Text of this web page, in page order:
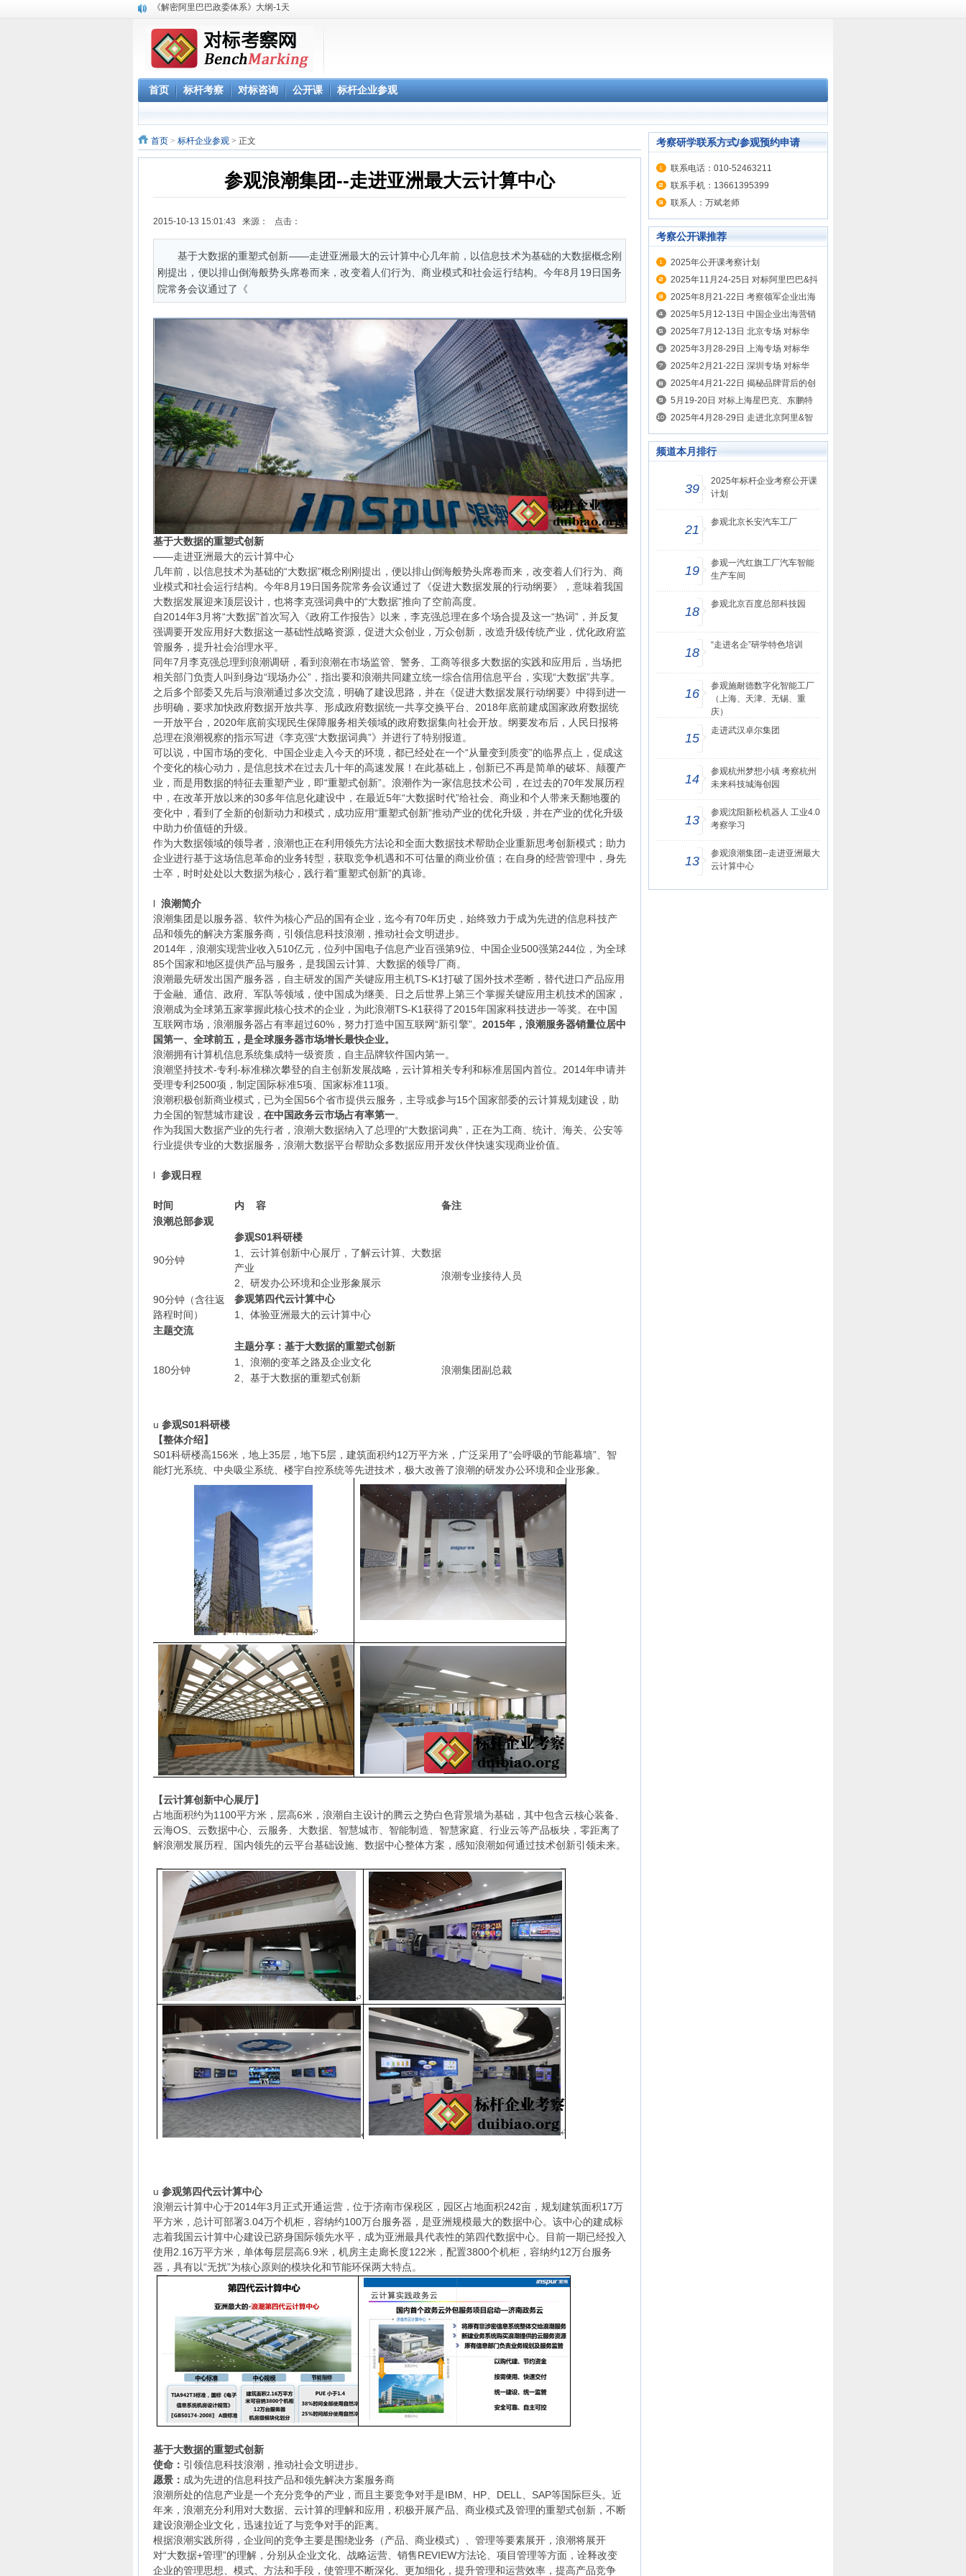
赴腾讯参观“向腾讯学管理”六项课程体系
阿里巴巴数字化组织及领导力课程
2023年 标杆学习俱乐部考察公开课学习计划
华南区域标杆企业目录
华北标杆企业目录
华东标杆企业目录
《解密阿里巴巴政委体系》大纲-1天
首页 标杆考察 对标咨询 公开课 标杆企业参观
首页 > 标杆企业参观 > 正文
参观浪潮集团--走进亚洲最大云计算中心
2015-10-13 15:01:43 来源： 点击：
基于大数据的重塑式创新——走进亚洲最大的云计算中心几年前，以信息技术为基础的大数据概念刚
刚提出，便以排山倒海般势头席卷而来，改变着人们行为、商业模式和社会运行结构。今年8月19日国务
院常务会议通过了《
基于大数据的重塑式创新
——走进亚洲最大的云计算中心
几年前，以信息技术为基础的“大数据”概念刚刚提出，便以排山倒海般势头席卷而来，改变着人们行为、商
业模式和社会运行结构。今年8月19日国务院常务会议通过了《促进大数据发展的行动纲要》，意味着我国
大数据发展迎来顶层设计，也将李克强词典中的“大数据”推向了空前高度。
自2014年3月将“大数据”首次写入《政府工作报告》以来，李克强总理在多个场合提及这一“热词”，并反复
强调要开发应用好大数据这一基础性战略资源，促进大众创业，万众创新，改造升级传统产业，优化政府监
管服务，提升社会治理水平。
同年7月李克强总理到浪潮调研，看到浪潮在市场监管、警务、工商等很多大数据的实践和应用后，当场把
相关部门负责人叫到身边“现场办公”，指出要和浪潮共同建立统一综合信用信息平台，实现“大数据”共享。
之后多个部委又先后与浪潮通过多次交流，明确了建设思路，并在《促进大数据发展行动纲要》中得到进一
步明确，要求加快政府数据开放共享、形成政府数据统一共享交换平台、2018年底前建成国家政府数据统
一开放平台，2020年底前实现民生保障服务相关领域的政府数据集向社会开放。纲要发布后，人民日报将
总理在浪潮视察的指示写进《李克强“大数据词典”》并进行了特别报道。
可以说，中国市场的变化、中国企业走入今天的环境，都已经处在一个“从量变到质变”的临界点上，促成这
个变化的核心动力，是信息技术在过去几十年的高速发展！在此基础上，创新已不再是简单的破坏、颠覆产
业，而是用数据的特征去重塑产业，即“重塑式创新”。浪潮作为一家信息技术公司，在过去的70年发展历程
中，在改革开放以来的30多年信息化建设中，在最近5年“大数据时代”给社会、商业和个人带来天翻地覆的
变化中，看到了全新的创新动力和模式，成功应用“重塑式创新”推动产业的优化升级，并在产业的优化升级
中助力价值链的升级。
作为大数据领域的领导者，浪潮也正在利用领先方法论和全面大数据技术帮助企业重新思考创新模式；助力
企业进行基于这场信息革命的业务转型，获取竞争机遇和不可估量的商业价值；在自身的经营管理中，身先
士卒，时时处处以大数据为核心，践行着“重塑式创新”的真谛。
l 浪潮简介
浪潮集团是以服务器、软件为核心产品的国有企业，迄今有70年历史，始终致力于成为先进的信息科技产
品和领先的解决方案服务商，引领信息科技浪潮，推动社会文明进步。
2014年，浪潮实现营业收入510亿元，位列中国电子信息产业百强第9位、中国企业500强第244位，为全球
85个国家和地区提供产品与服务，是我国云计算、大数据的领导厂商。
浪潮最先研发出国产服务器，自主研发的国产关键应用主机TS-K1打破了国外技术垄断，替代进口产品应用
于金融、通信、政府、军队等领域，使中国成为继美、日之后世界上第三个掌握关键应用主机技术的国家，
浪潮成为全球第五家掌握此核心技术的企业，为此浪潮TS-K1获得了2015年国家科技进步一等奖。在中国
互联网市场，浪潮服务器占有率超过60%，努力打造中国互联网“新引擎”。 2015年，浪潮服务器销量位居中
国第一、全球前五，是全球服务器市场增长最快企业。
浪潮拥有计算机信息系统集成特一级资质，自主品牌软件国内第一。
浪潮坚持技术-专利-标准梯次攀登的自主创新发展战略，云计算相关专利和标准居国内首位。2014年申请并
受理专利2500项，制定国际标准5项、国家标准11项。
浪潮积极创新商业模式，已为全国56个省市提供云服务，主导或参与15个国家部委的云计算规划建设，助
力全国的智慧城市建设， 在中国政务云市场占有率第一。
作为我国大数据产业的先行者，浪潮大数据纳入了总理的“大数据词典”，正在为工商、统计、海关、公安等
行业提供专业的大数据服务，浪潮大数据平台帮助众多数据应用开发伙伴快速实现商业价值。
l 参观日程
时间 内 容
备注
浪潮总部参观
90分钟
参观S01科研楼
浪潮专业接待人员
1、云计算创新中心展厅，了解云计算、大数据
产业
2、研发办公环境和企业形象展示
90分钟（含往返
路程时间）
参观第四代云计算中心
1、体验亚洲最大的云计算中心
主题交流
180分钟
主题分享：基于大数据的重塑式创新
浪潮集团副总裁
1、浪潮的变革之路及企业文化
2、基于大数据的重塑式创新
u 参观S01科研楼
【整体介绍】
S01科研楼高156米，地上35层，地下5层，建筑面积约12万平方米，广泛采用了“会呼吸的节能幕墙”、智
能灯光系统、中央吸尘系统、楼宇自控系统等先进技术，极大改善了浪潮的研发办公环境和企业形象。
【云计算创新中心展厅】
占地面积约为1100平方米，层高6米，浪潮自主设计的腾云之势白色背景墙为基础，其中包含云核心装备、
云海OS、云数据中心、云服务、大数据、智慧城市、智能制造、智慧家庭、行业云等产品板块，零距离了
解浪潮发展历程、国内领先的云平台基础设施、数据中心整体方案，感知浪潮如何通过技术创新引领未来。
u 参观第四代云计算中心
浪潮云计算中心于2014年3月正式开通运营，位于济南市保税区，园区占地面积242亩，规划建筑面积17万
平方米，总计可部署3.04万个机柜，容纳约100万台服务器，是亚洲规模最大的数据中心。该中心的建成标
志着我国云计算中心建设已跻身国际领先水平，成为亚洲最具代表性的第四代数据中心。目前一期已经投入
使用2.16万平方米，单体每层层高6.9米，机房主走廊长度122米，配置3800个机柜，容纳约12万台服务
器，具有以“无扰”为核心原则的模块化和节能环保两大特点。
基于大数据的重塑式创新
使命： 引领信息科技浪潮，推动社会文明进步。
愿景： 成为先进的信息科技产品和领先解决方案服务商
浪潮所处的信息产业是一个充分竞争的产业，而且主要竞争对手是IBM、HP、DELL、SAP等国际巨头。近
年来，浪潮充分利用对大数据、云计算的理解和应用，积极开展产品、商业模式及管理的重塑式创新，不断
建设浪潮企业文化，迅速拉近了与竞争对手的距离。
根据浪潮实践所得，企业间的竞争主要是围绕业务（产品、商业模式）、管理等要素展开，浪潮将展开
对“大数据+管理”的理解，分别从企业文化、战略运营、销售REVIEW方法论、项目管理等方面，诠释改变
企业的管理思想、模式、方法和手段，使管理不断深化、更加细化，提升管理和运营效率，提高产品竞争
考察研学联系方式/参观预约申请
联系电话：010-52463211
联系手机：13661395399
联系人：万斌老师
考察公开课推荐
2025年公开课考察计划
2025年11月24-25日 对标阿里巴巴&抖
音&网易 学企业出海营销实战
2025年8月21-22日 考察领军企业出海
秘籍 对标华为、联想、传音 出海实战
案例
2025年5月12-13日 中国企业出海营销
的制胜之道 考察美的、名创优品、希音
2025年7月12-13日 北京专场 对标华
为、腾讯、京东 学HRBP如何为业务创
造价值
2025年3月28-29日 上海专场 对标华
为、腾讯学HRBP如何为业务创造价值
2025年2月21-22日 深圳专场 对标华
为、腾讯学HRBP如何为业务创造价值
2025年4月21-22日 揭秘品牌背后的创
新营销密码 对标小红书、抖音、瑞幸咖
啡、东鹏特饮
5月19-20日 对标上海星巴克、东鹏特
饮、霸王茶姬、泰山原浆 学习智慧零售
打造
2025年4月28-29日 走进北京阿里&智
谱&京东&华为 对标AI赋能企业增长的
新纪元
频道本月排行
39
2025年标杆企业考察公开课
计划
21
参观北京长安汽车工厂
19
参观一汽红旗工厂汽车智能
生产车间
18
参观北京百度总部科技园
18
“走进名企”研学特色培训
16
参观施耐德数字化智能工厂
（上海、天津、无锡、重
庆）
15
走进武汉卓尔集团
14
参观杭州梦想小镇 考察杭州
未来科技城海创园
13
参观沈阳新松机器人 工业4.0
考察学习
13
参观浪潮集团--走进亚洲最大
云计算中心